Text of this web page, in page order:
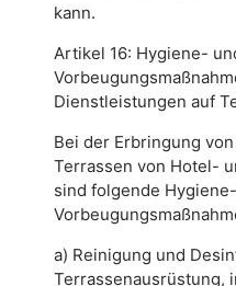
kann.
Artikel 16: Hygiene-
Dienstleistungen auf
Bei der Erbringung
Terrassen von Hotel-
sind folgende
a) Reinigung und
Terrassenausrüstung,